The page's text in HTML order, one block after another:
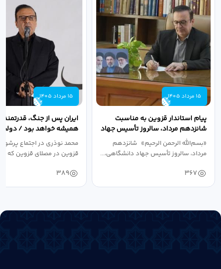
15 مرداد 1405
پیام استاندار قزوین به مناسبت
شانزدهم مرداد، سالروز تأسیس جهاد
دانشگاهی
«بسم‌الله الرحمن الرحیم» شانزدهم
مرداد، سالروز تأسیس جهاد دانشگاهی،...
367
15 مرداد 1405
ایران پس از جنگ،
همیشه خواهد بود / دولت
نبرد اقتصادی،...
محمد نوذری در اجتماع
قزوین در مصلای قزوین که
389